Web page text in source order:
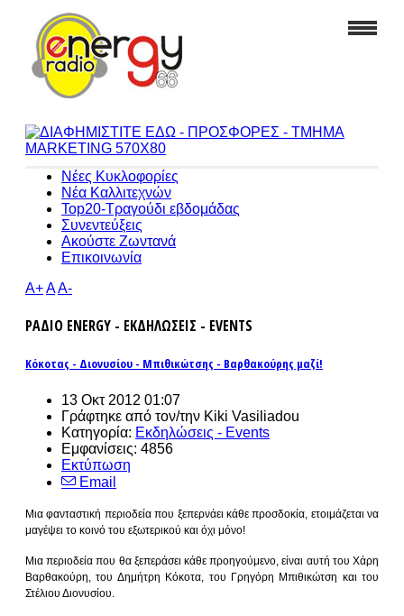
Νέες Κυκλοφορίες
Νέα Καλλιτεχνών
Top20-Τραγούδι εβδομάδας
Συνεντεύξεις
Ακούστε Ζωντανά
Επικοινωνία
A+AA-
ΡΑΔΙΟ ENERGY - ΕΚΔΗΛΩΣΕΙΣ - EVENTS
Κόκοτας - Διονυσίου - Μπιθικώτσης - Βαρθακούρης μαζί!
13 Οκτ 2012 01:07
Γράφτηκε από τον/την Kiki Vasiliadou
Κατηγορία: Εκδηλώσεις - Events
Εμφανίσεις: 4856
Εκτύπωση
Email
Μια φανταστική περιοδεία που ξεπερνάει κάθε προσδοκία, ετοιμάζεται να
μαγέψει το κοινό του εξωτερικού και όχι μόνο!
Μια περιοδεία που θα ξεπεράσει κάθε προηγούμενο, είναι αυτή του Χάρη
Βαρθακούρη, του Δημήτρη Κόκοτα, του Γρηγόρη Μπιθικώτση και του
Στέλιου Διονυσίου.